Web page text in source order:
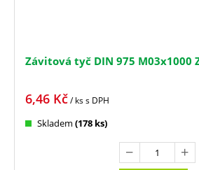
Závitová tyč DIN 975 M03x1000
6,46 Kč/ kss DPH
Skladem (178 ks)